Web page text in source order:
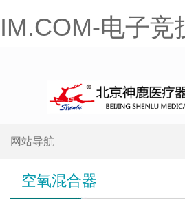
IM.COM-电子竞
网站导航
空氧混合器